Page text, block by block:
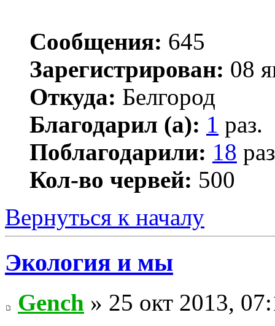
Сообщения: 645
Зарегистрирован: 08
Откуда: Белгород
Благодарил (а): 1 раз.
Поблагодарили: 18
Кол-во червей: 500
Вернуться к началу
Экология и мы
Gench » 25 окт 2013,